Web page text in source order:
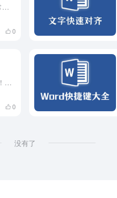
Word目录怎么自动生成？这是很多朋友在编辑Word文档时经常碰到的问题，不会的人往往选择手动输入目录，忙活半天，最后发现还是对不齐...... 其实不用那么麻烦，今天就教大家一个快速自动生成Word...
0
用word就能轻松更换证件照背景色，三步搞定，一起来看看吧！以下图为例，我们来看下红底换蓝底的操作方法： 第一步：删除证件照背景色 打开Word文档，插入图片，选择自己需要更换背景色的证件照。选中证件...
0
没有了